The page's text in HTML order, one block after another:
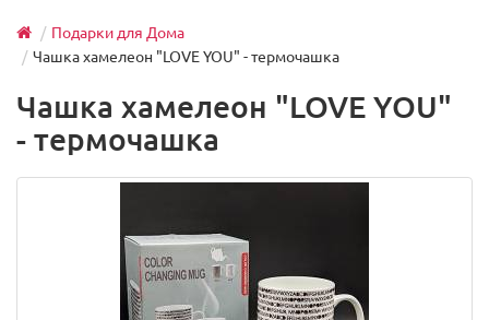
Подарки для Дома
Чашка хамелеон "LOVE YOU" - термочашка
Чашка хамелеон "LOVE YOU"
- термочашка